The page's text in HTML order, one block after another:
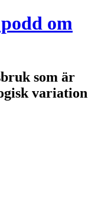
om
som är
variation